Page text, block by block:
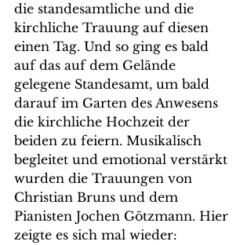
die standesamtliche und die
kirchliche Trauung auf diesen
einen Tag. Und so ging es bald
auf das auf dem Gelände
gelegene Standesamt, um bald
darauf im Garten des Anwesens
die kirchliche Hochzeit der
beiden zu feiern. Musikalisch
begleitet und emotional verstärkt
wurden die Trauungen von
Christian Bruns und dem
Pianisten Jochen Götzmann. Hier
zeigte es sich mal wieder: